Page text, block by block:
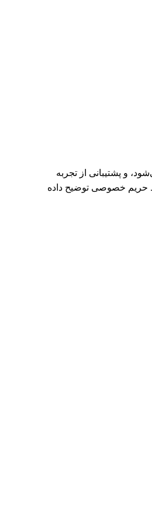
و پشتیبانی از تجربه
حریم خصوصی توضیح داده